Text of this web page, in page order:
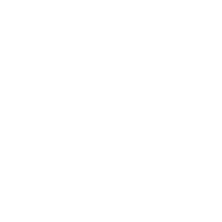
la
regreso
ARIAS,
juega
realidad